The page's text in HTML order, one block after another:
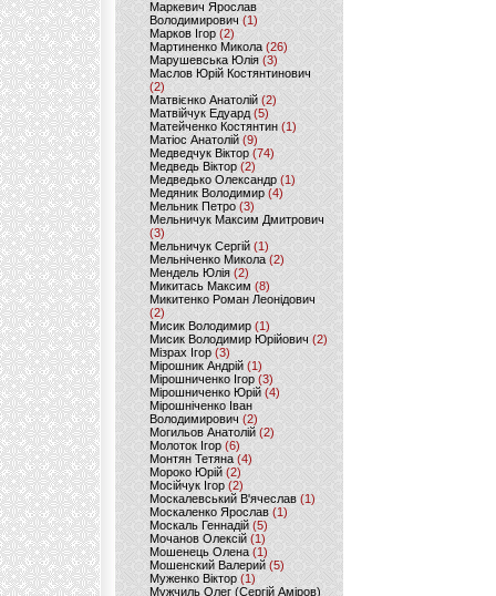
Маркевич Ярослав
Володимирович (1)
Марков Ігор (2)
Мартиненко Микола (26)
Марушевська Юлія (3)
Маслов Юрій Костянтинович
(2)
Матвієнко Анатолій (2)
Матвійчук Едуард(5)
Матейченко Костянтин (1)
Матіос Анатолій (9)
Медведчук Віктор(74)
Медведь Віктор (2)
Медведько Олександр (1)
Медяник Володимир(4)
Мельник Петро (3)
Мельничук Максим Дмитрович
(3)
Мельничук Сергій (1)
Мельніченко Микола (2)
Мендель Юлія (2)
Микитась Максим (8)
Микитенко Роман Леонідович
(2)
Мисик Володимир (1)
Мисик Володимир Юрійович(2)
Мізрах Ігор(3)
Мірошник Андрій(1)
Мірошниченко Ігор (3)
Мірошниченко Юрій(4)
Мірошніченко Іван
Володимирович (2)
Могильов Анатолій (2)
Молоток Ігор (6)
Монтян Тетяна (4)
Мороко Юрій(2)
Мосійчук Ігор (2)
Москалевський В'ячеслав (1)
Москаленко Ярослав (1)
Москаль Геннадій (5)
Мочанов Олексій(1)
Мошенець Олена(1)
Мошенский Валерий (5)
Муженко Віктор (1)
Мужчиль Олег (Сергій Аміров)